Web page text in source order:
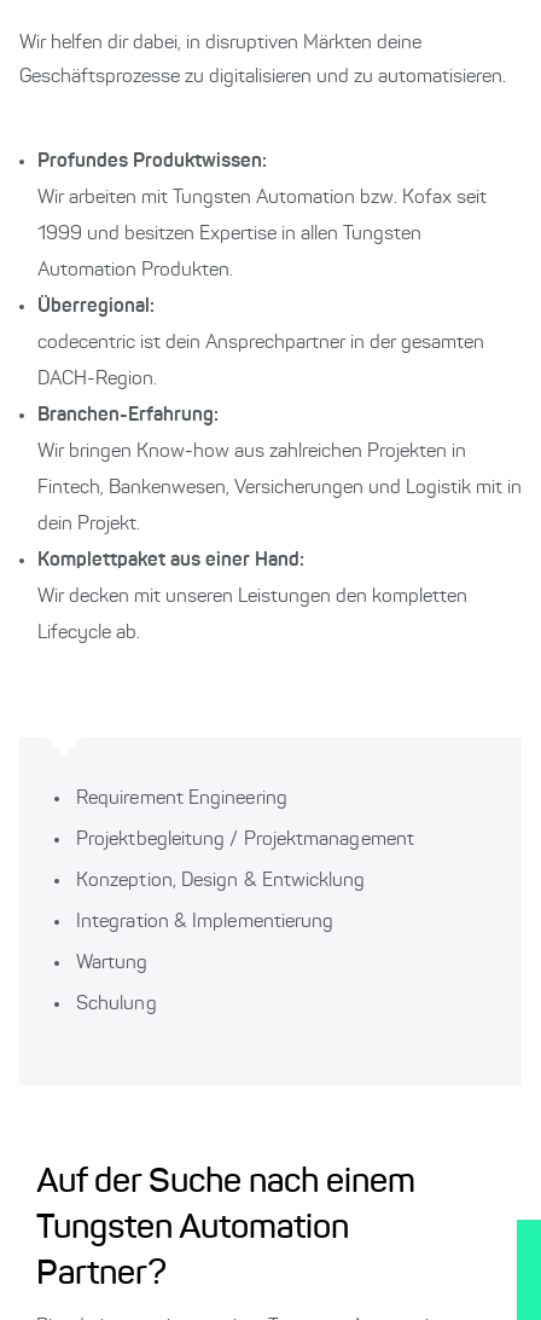
Wir helfen dir dabei, in disruptiven Märkten deine
Geschäftsprozesse zu digitalisieren und zu automatisieren.
Profundes Produktwissen:
⁠Wir arbeiten mit Tungsten Automation bzw. Kofax seit
1999 und besitzen Expertise in allen Tungsten
Automation Produkten.
Überregional:
⁠codecentric ist dein Ansprechpartner in der gesamten
DACH-Region.
Branchen-Erfahrung:
⁠Wir bringen Know-how aus zahlreichen Projekten in
Fintech, Bankenwesen, Versicherungen und Logistik mit in
dein Projekt.
Komplettpaket aus einer Hand:
Wir decken mit unseren Leistungen den kompletten
Lifecycle ab.
Requirement Engineering
Projektbegleitung / Projektmanagement
Konzeption, Design & Entwicklung
Integration & Implementierung
Wartung
Schulung
Auf der Suche nach einem
Tungsten Automation
Partner?